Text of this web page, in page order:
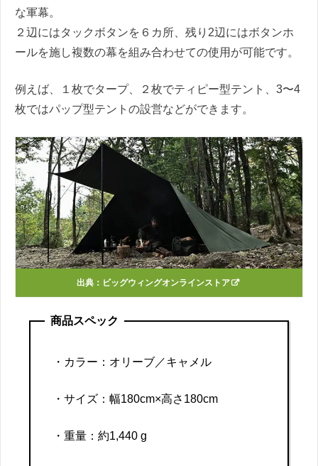
な軍幕。
２辺にはタックボタンを６カ所、残り2辺にはボタンホ
ールを施し複数の幕を組み合わせての使用が可能です。
例えば、１枚でタープ、２枚でティピー型テント、3〜4
枚ではパップ型テントの設営などができます。
出典： ビッグウィングオンラインストア
商品スペック
・カラー：オリーブ／キャメル
・サイズ：幅180cm×高さ180cm
・重量：約1,440 g